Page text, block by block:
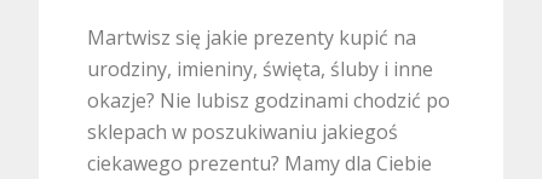
Martwisz się jakie prezenty kupić na
urodziny, imieniny, święta, śluby i inne
okazje? Nie lubisz godzinami chodzić po
sklepach w poszukiwaniu jakiegoś
ciekawego prezentu? Mamy dla Ciebie